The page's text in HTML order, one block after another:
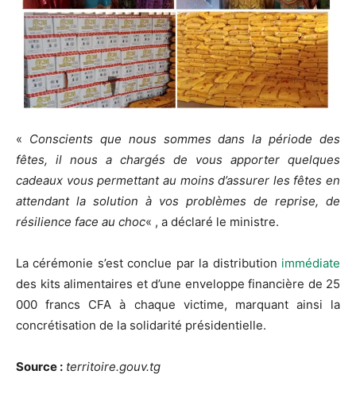
« Conscients que nous sommes dans la période des
fêtes, il nous a chargés de vous apporter quelques
cadeaux vous permettant au moins d’assurer les fêtes en
attendant la solution à vos problèmes de reprise, de
résilience face au choc« , a déclaré le ministre.
La cérémonie s’est conclue par la distribution immédiate
des kits alimentaires et d’une enveloppe financière de 25
000 francs CFA à chaque victime, marquant ainsi la
concrétisation de la solidarité présidentielle.
Source : territoire.gouv.tg